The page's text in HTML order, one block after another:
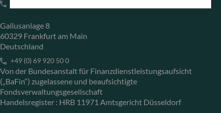
Gallusanlage 8
60329 Frankfurt am Main
Deutschland
+49 (0) 69 920 50 0
Von der Bundesanstalt für Finanzdienstleistungsaufsicht
(„BaFin“) zugelassene und beaufsichtigte
Fondsverwaltungsgesellschaft
Handelsregister : HRB 11971 Amtsgericht Düsseldorf